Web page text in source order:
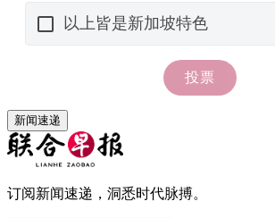
新闻速递
订阅新闻速递，洞悉时代脉搏。